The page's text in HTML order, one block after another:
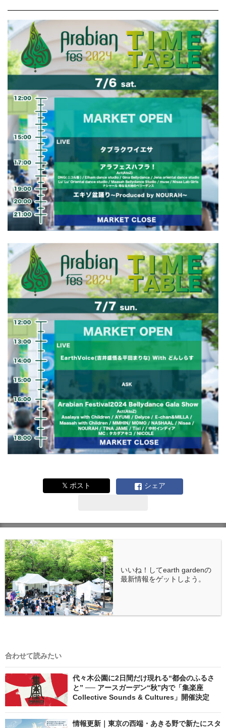
𝕏 ポスト シェア
いいね！してearth gardenの
最新情報をゲットしよう。
合わせて読みたい
代々木公園に2日間だけ現れる“都会のふるさ
と” ── アースガーデン“秋”内で「集楽座
Collective Sounds & Cultures」開催決定
情報更新｜東京の西端・あきる野で新たにスタ